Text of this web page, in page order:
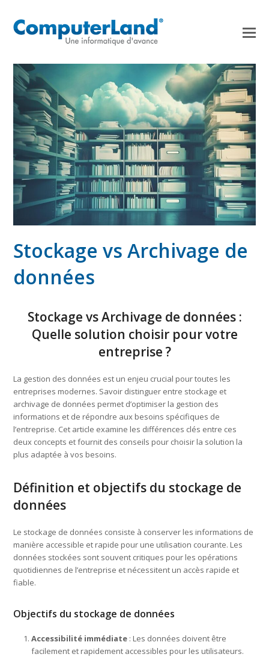
Stockage vs Archivage de
données
Stockage vs Archivage de données :
Quelle solution choisir pour votre
entreprise ?
La gestion des données est un enjeu crucial pour toutes les
entreprises modernes. Savoir distinguer entre stockage et
archivage de données permet d’optimiser la gestion des
informations et de répondre aux besoins spécifiques de
l’entreprise. Cet article examine les différences clés entre ces
deux concepts et fournit des conseils pour choisir la solution la
plus adaptée à vos besoins.
Définition et objectifs du stockage de
données
Le stockage de données consiste à conserver les informations de
manière accessible et rapide pour une utilisation courante. Les
données stockées sont souvent critiques pour les opérations
quotidiennes de l’entreprise et nécessitent un accès rapide et
fiable.
Objectifs du stockage de données
Accessibilité immédiate : Les données doivent être
facilement et rapidement accessibles pour les utilisateurs.